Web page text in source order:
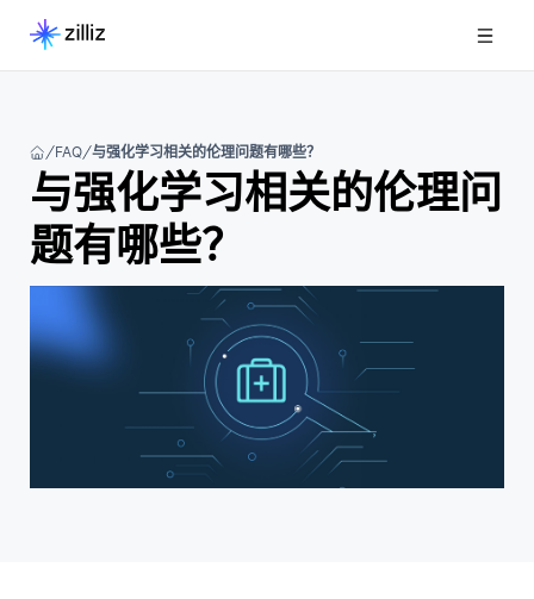
FAQ 与强化学习相关的伦理问题有哪些？
与强化学习相关的伦理问
题有哪些？